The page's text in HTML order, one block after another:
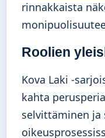
rinnakkaista
Roolien
Kova Laki -
kahta
selvittäminen ja